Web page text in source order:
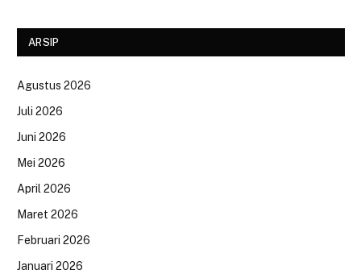
ARSIP
Agustus 2026
Juli 2026
Juni 2026
Mei 2026
April 2026
Maret 2026
Februari 2026
Januari 2026